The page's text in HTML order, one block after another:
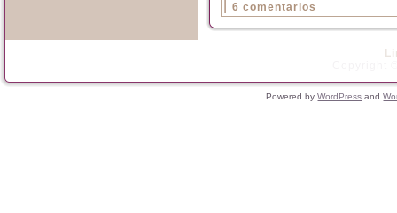
6 comentarios
Powered byWordPress and